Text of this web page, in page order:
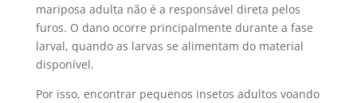
mariposa adulta não é a responsável direta pelos
furos. O dano ocorre principalmente durante a fase
larval, quando as larvas se alimentam do material
disponível.
Por isso, encontrar pequenos insetos adultos voando